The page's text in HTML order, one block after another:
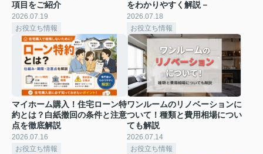
項目をご紹介
2026.07.19
お役立ち情報
をわかりやすく解説－
2026.07.18
お役立ち情報
マイホーム購入！住宅ローン特
約とは？白紙撤回の条件と注意
点を徹底解説
2026.07.16
お役立ち情報
ワンルームのリノベーションに
ついて！種類と費用相場につい
ても解説
2026.07.14
お役立ち情報